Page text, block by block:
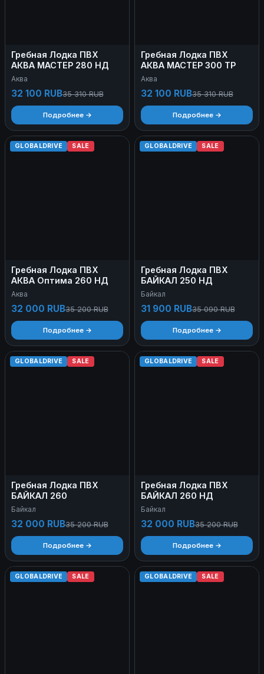
Гребная Лодка ПВХ
АКВА МАСТЕР 280 НД
Аква
32 100 RUB35 310 RUB
Подробнее →
Гребная Лодка ПВХ
АКВА МАСТЕР 300 ТР
Аква
32 100 RUB35 310 RUB
Подробнее →
GLOBALDRIVE SALE
Гребная Лодка ПВХ
АКВА Оптима 260 НД
Аква
32 000 RUB35 200 RUB
Подробнее →
GLOBALDRIVE SALE
Гребная Лодка ПВХ
БАЙКАЛ 250 НД
Байкал
31 900 RUB35 090 RUB
Подробнее →
GLOBALDRIVE SALE
Гребная Лодка ПВХ
БАЙКАЛ 260
Байкал
32 000 RUB35 200 RUB
Подробнее →
GLOBALDRIVE SALE
Гребная Лодка ПВХ
БАЙКАЛ 260 НД
Байкал
32 000 RUB35 200 RUB
Подробнее →
GLOBALDRIVE SALE GLOBALDRIVE SALE